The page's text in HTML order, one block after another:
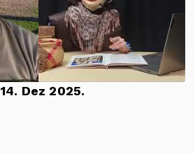
Episódio inédito. 14. Dez 2025.